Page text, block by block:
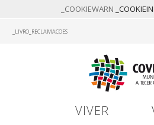
_COOKIEWARN
_LIVRO_RECLAMACOES
VIVER